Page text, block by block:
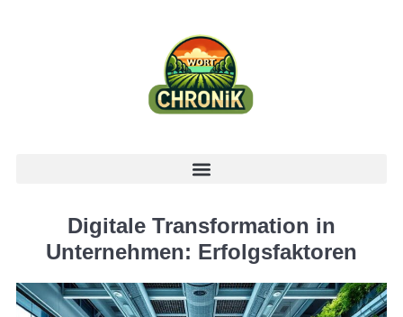
Digitale Transformation in
Unternehmen: Erfolgsfaktoren